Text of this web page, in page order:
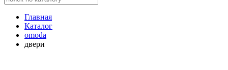
Главная
Каталог
omoda
двери